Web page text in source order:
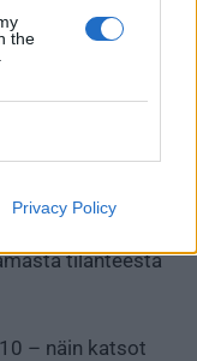
the
Privacy Policy
peliin –
paluun
tilanteesta
– näin katsot